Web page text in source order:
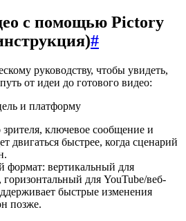
с помощью Pictory
#
руководству, чтобы увидеть,
от идеи до готового видео:
и платформу
ключевое сообщение и
двигаться быстрее, когда сценарий
формат: вертикальный для
горизонтальный для YouTube/веб-
быстрые изменения
позже.